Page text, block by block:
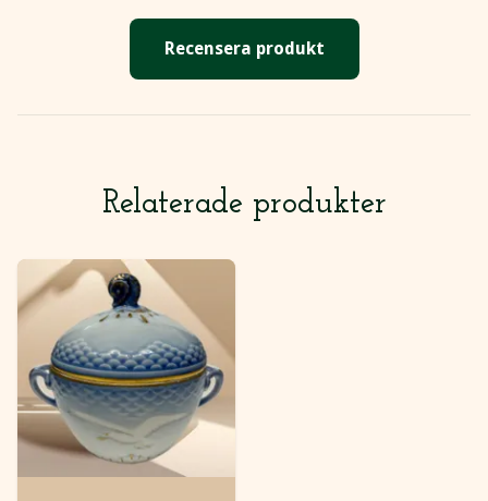
Recensera produkt
Relaterade produkter